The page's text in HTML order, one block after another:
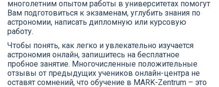
многолетним опытом работы в университетах помогут
Вам подготовиться к экзаменам, углубить знания по
астрономии, написать дипломную или курсовую
работу.
Чтобы понять, как легко и увлекательно изучается
астрономия онлайн, запишитесь на бесплатное
пробное занятие. Многочисленные положительные
отзывы от предыдущих учеников онлайн-центра не
оставят сомнений, что обучение в MARK-Zentrum – это